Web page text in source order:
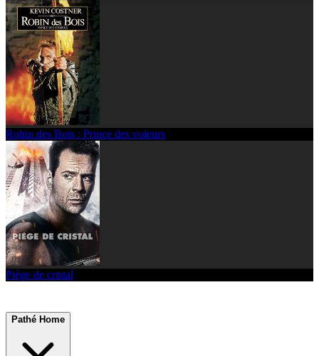
Robin des Bois : Prince des voleurs
Piège de cristal
Pathé Home